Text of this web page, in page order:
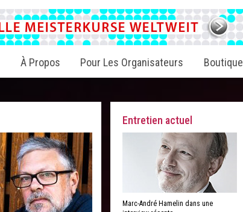
À Propos Pour Les Organisateurs Boutique
Entretien actuel
Marc-André Hamelin dans une